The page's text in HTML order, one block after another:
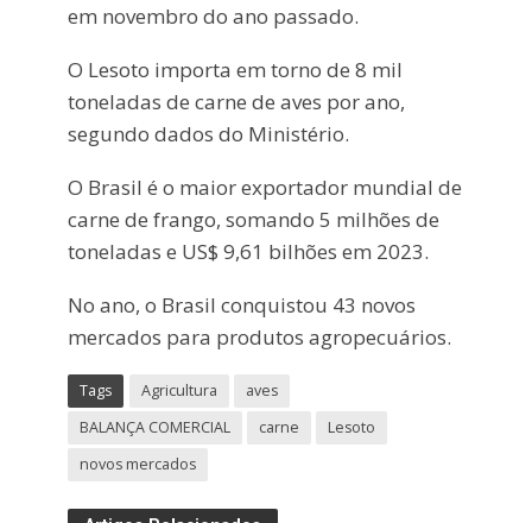
em novembro do ano passado.
O Lesoto importa em torno de 8 mil
toneladas de carne de aves por ano,
segundo dados do Ministério.
O Brasil é o maior exportador mundial de
carne de frango, somando 5 milhões de
toneladas e US$ 9,61 bilhões em 2023.
No ano, o Brasil conquistou 43 novos
mercados para produtos agropecuários.
Tags Agricultura
aves
BALANÇA COMERCIAL
carne
Lesoto
novos mercados